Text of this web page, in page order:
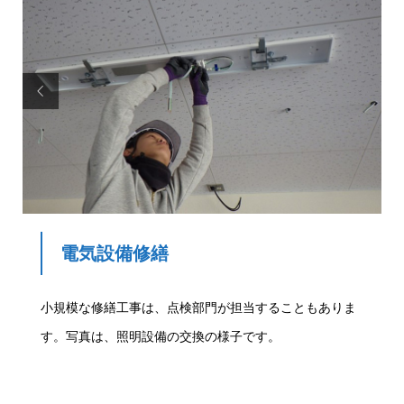

電気設備修繕
小規模な修繕工事は、点検部門が担当することもありま
す。写真は、照明設備の交換の様子です。